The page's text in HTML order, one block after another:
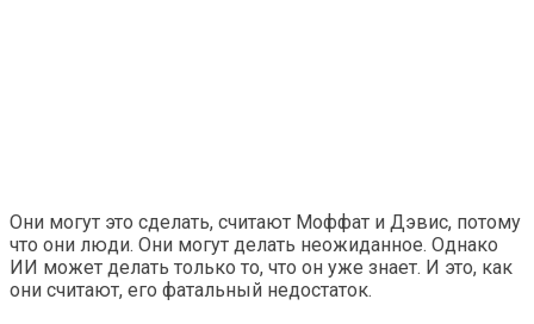
Они могут это сделать, считают Моффат и Дэвис, потому
что они люди. Они могут делать неожиданное. Однако
ИИ может делать только то, что он уже знает. И это, как
они считают, его фатальный недостаток.